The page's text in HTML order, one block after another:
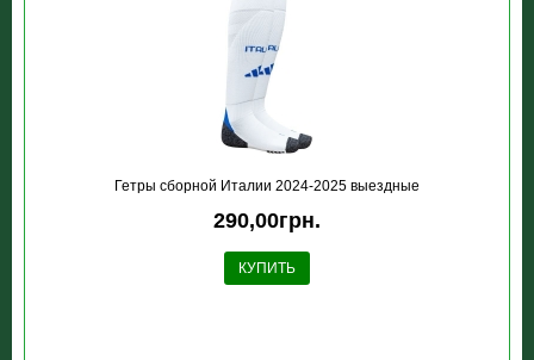
Гетры сборной Италии 2024-2025 выездные
290,00грн.
КУПИТЬ